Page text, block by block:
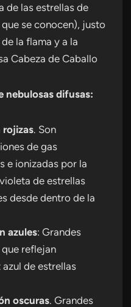
de las estrellas de
se conocen), justo
la flama y a la
Cabeza de Caballo
nebulosas difusas:
rojizas. Son
de gas
e ionizadas por la
de estrellas
desde dentro de la
azules: Grandes
reflejan
de estrellas
oscuras. Grandes